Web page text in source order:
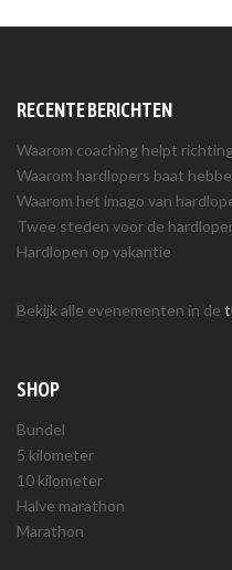
RECENTE BERICHTEN
Waarom coaching helpt
Waarom hardlopers baat
Waarom het imago van
Twee steden voor de
Hardlopen op vakantie
Bekijk alle evenementen in de
SHOP
Bundel
5 kilometer
10 kilometer
Halve marathon
Marathon